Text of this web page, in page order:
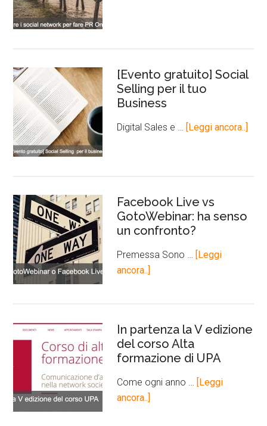
[Evento gratuito] Social
Selling per il tuo
Business
Digital Sales e … [Leggi ancora..]
Facebook Live vs
GotoWebinar: ha senso
un confronto?
Premessa Sono … [Leggi
ancora..]
In partenza la V edizione
del corso Alta
formazione di UPA
Come ogni anno … [Leggi
ancora..]